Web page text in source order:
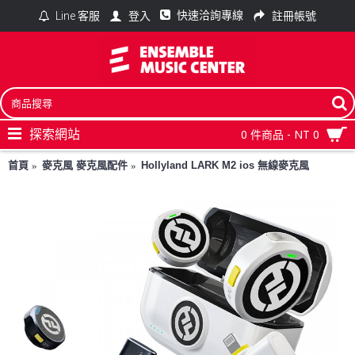
Line 客服 登入 快速洽詢專線 註冊帳號
0 件商品 - NT 0
探索網站
首頁 麥克風 麥克風配件 Hollyland LARK M2 ios 無線麥克風